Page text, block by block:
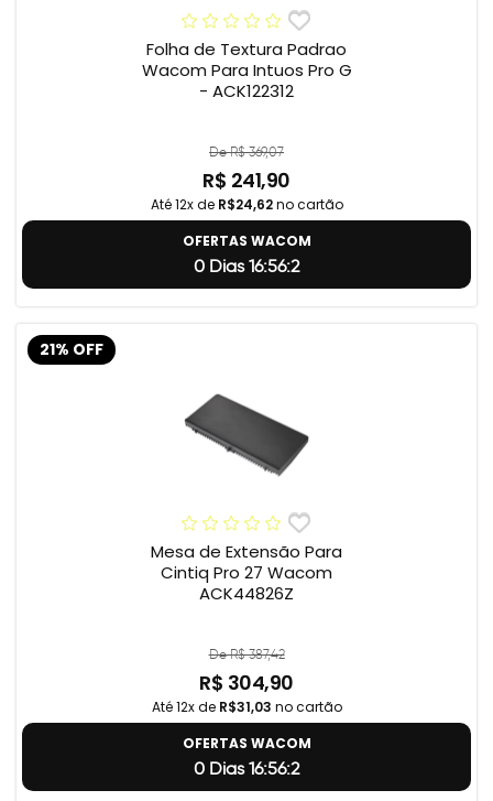
Folha de Textura Padrao
Wacom Para Intuos Pro G
- ACK122312
De R$ 369,07
R$ 241,90
Até 12x de R$24,62no cartão
OFERTAS WACOM
0 Dias 16:56:1
21% OFF
Mesa de Extensão Para
Cintiq Pro 27 Wacom
ACK44826Z
De R$ 387,42
R$ 304,90
Até 12x de R$31,03 no cartão
OFERTAS WACOM
0 Dias 16:56:1